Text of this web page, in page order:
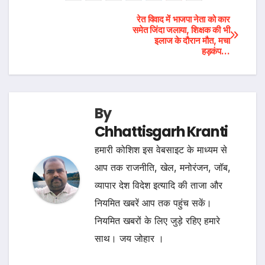
रेत विवाद में भाजपा नेता को कार
समेत जिंदा जलाया, शिक्षक की भी
इलाज के दौरान मौत, मचा
हड़कंप…
By
Chhattisgarh Kranti
हमारी कोशिश इस वेबसाइट के माध्यम से
आप तक राजनीति, खेल, मनोरंजन, जॉब,
व्यापार देश विदेश इत्यादि की ताजा और
नियमित खबरें आप तक पहुंच सकें।
नियमित खबरों के लिए जुड़े रहिए हमारे
साथ। जय जोहार ।